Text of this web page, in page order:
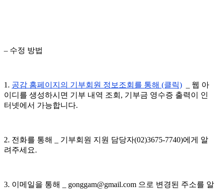
– 수정 방법
1. 공감 홈페이지의 기부회원 정보조회를 통해 (클릭) _ 웹 아
이디를 생성하시면 기부 내역 조회, 기부금 영수증 출력이 인
터넷에서 가능합니다.
2. 전화를 통해 _ 기부회원 지원 담당자(02)3675-7740)에게 알
려주세요.
3. 이메일을 통해 _ gonggam@gmail.com 으로 변경된 주소를 알